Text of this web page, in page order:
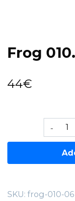
Frog
44€
010.06
SKU: frog-010-06